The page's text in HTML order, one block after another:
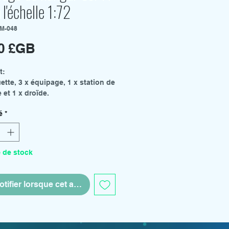
1:72
048
£GB
3 x équipage, 1 x station de
et 1 x droïde.
ou grise.
un assemblage et une
de moins de 14 ans.
*
de stock
lorsque cet article est disponible